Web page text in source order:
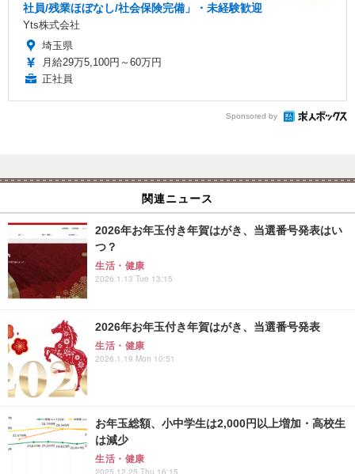
社員/残業ほぼなし/社会保険完備」・未経験歓迎
Yts株式会社
埼玉県
月給29万5,100円～60万円
正社員
Sponsored by
関連ニュース
2026年お年玉付き年賀はがき、当選番号発表はい
つ？
生活・健康
2026.1.13 Tue 13:15
2026年お年玉付き年賀はがき、当選番号発表
生活・健康
2026.1.19 Mon 10:51
お年玉総額、小中学生は2,000円以上増加・高校生
は減少
生活・健康
2025.12.25 Thu 16:15